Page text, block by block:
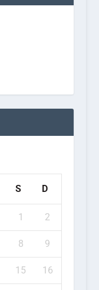
S D
1 2
8 9
15 16